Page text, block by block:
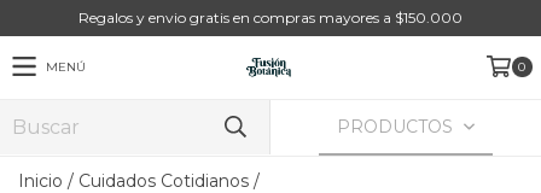
Regalos y envio gratis en compras mayores a $150.000
MENÚ 0
PRODUCTOS
Inicio / Cuidados Cotidianos /